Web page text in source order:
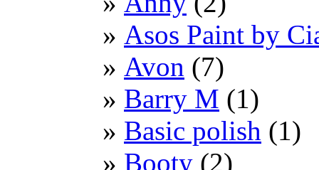
Asos Paint by
Avon (7)
Barry M (1)
Basic polish (1)
Booty (2)